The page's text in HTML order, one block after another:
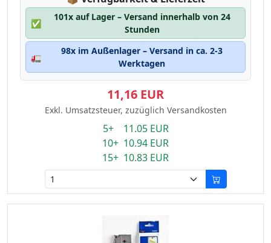
✅
101x auf Lager – Versand innerhalb von 24
Stunden
🚛
98x im Außenlager – Versand in ca. 2-3
Werktagen
11,16 EUR
Exkl. Umsatzsteuer, zuzüglich Versandkosten
5+ 11.05 EUR
10+ 10.94 EUR
15+ 10.83 EUR